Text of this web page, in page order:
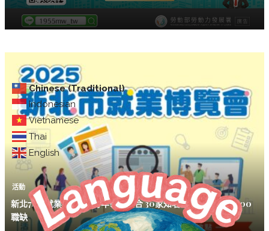
Chinese (Traditional)
Indonesian
Vietnamese
Thai
English
活動
新北7/30就業博覽會+青年領航媒合 30家知名企業提供超過1900
職缺